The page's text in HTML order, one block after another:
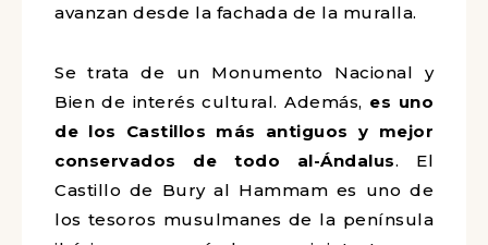
avanzan desde la fachada de la muralla.
Se trata de un Monumento Nacional y
Bien de interés cultural. Además, es uno
de los Castillos más antiguos y mejor
conservados de todo al-Ándalus. El
Castillo de Bury al Hammam es uno de
los tesoros musulmanes de la península